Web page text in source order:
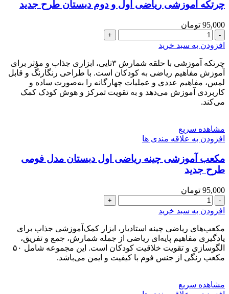
چرتکه آموزشی ریاضی اول و دوم دبستان طرح جدید
95,000 تومان
چرتکه
آموزشی
اول
و
دوم
دبستان
طرح
افزودن به سبد خرید
چرتکه آموزشی با حلقه شمارش ۳تایی، ابزاری جذاب و مؤثر برای
آموزش مفاهیم ریاضی به کودکان است. با طراحی رنگارنگ و قابل
لمس، مفاهیم عددی و عملیات چهارگانه را به‌صورت ساده و
کاربردی آموزش می‌دهد و به تقویت تمرکز و هوش کودک کمک
می‌کند.
مشاهده سریع
افزودن به علاقه مندی ها
مکعب آموزشی چینه ریاضی اول دبستان مدل فومی
طرح جدید
95,000 تومان
مکعب
آموزشی
ریاضی
اول
دبستان
مدل
جدید
افزودن به سبد خرید
مکعب‌های ریاضی چینه استادیار، ابزار کمک‌آموزشی جذاب برای
یادگیری مفاهیم پایه‌ای ریاضی از جمله شمارش، جمع و تفریق،
الگو‌سازی و تقویت خلاقیت کودکان است. این مجموعه شامل ۵۰
مکعب رنگی از جنس فوم با کیفیت و ایمن می‌باشد.
مشاهده سریع